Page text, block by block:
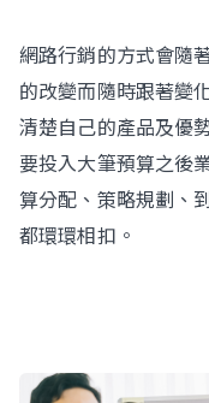
網路行銷的方式會隨
的改變而隨時跟著變
清楚自己的產品及優
要投入大筆預算之後
算分配、策略規劃、
都環環相扣。